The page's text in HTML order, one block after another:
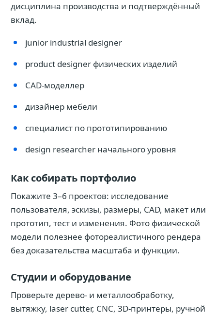
дисциплина производства и подтверждённый
вклад.
junior industrial designer
product designer физических изделий
CAD-моделлер
дизайнер мебели
специалист по прототипированию
design researcher начального уровня
Как собирать портфолио
Покажите 3–6 проектов: исследование
пользователя, эскизы, размеры, CAD, макет или
прототип, тест и изменения. Фото физической
модели полезнее фотореалистичного рендера
без доказательства масштаба и функции.
Студии и оборудование
Проверьте дерево- и металлообработку,
вытяжку, laser cutter, CNC, 3D-принтеры, ручной